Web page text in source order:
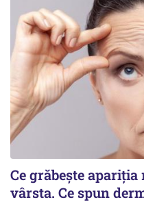
Ce grăbește
vârsta. Ce spun